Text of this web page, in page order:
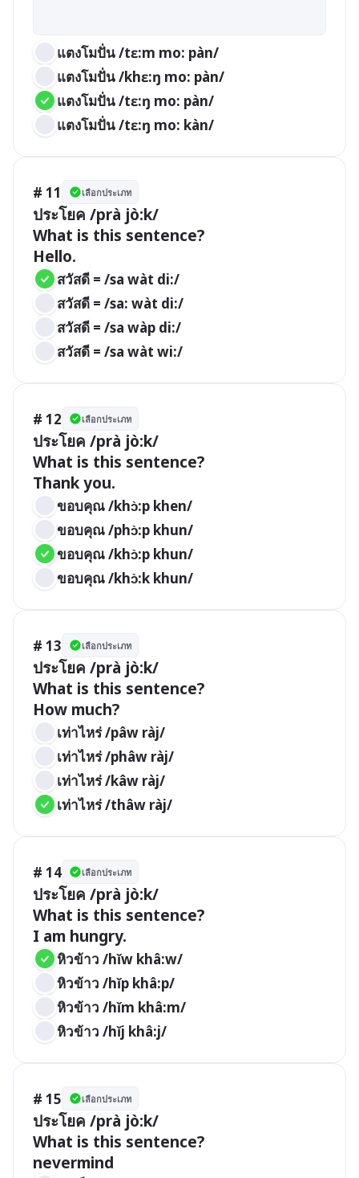
แตงโมปั่น /tɛ:m mo: pàn/
แตงโมปั่น /khɛ:ŋ mo: pàn/
แตงโมปั่น /tɛ:ŋ mo: pàn/
แตงโมปั่น /tɛ:ŋ mo: kàn/
# 11 เลือกประเภท
ประโยค /prà jò:k/
What is this sentence?
สวัสดี = /sa wàt di:/
สวัสดี = /sa: wàt di:/
สวัสดี = /sa wàp di:/
สวัสดี = /sa wàt wi:/
# 12 เลือกประเภท
ประโยค /prà jò:k/
What is this sentence?
Thank you.
ขอบคุณ /khɔ̀:p khen/
ขอบคุณ /phɔ̀:p khun/
ขอบคุณ /khɔ̀:p khun/
ขอบคุณ /khɔ̀:k khun/
# 13 เลือกประเภท
ประโยค /prà jò:k/
What is this sentence?
How much?
เท่าไหร่ /pâw ràj/
เท่าไหร่ /phâw ràj/
เท่าไหร่ /kâw ràj/
เท่าไหร่ /thâw ràj/
# 14 เลือกประเภท
ประโยค /prà jò:k/
What is this sentence?
I am hungry.
หิวข้าว /hǐw khâ:w/
หิวข้าว /hǐp khâ:p/
หิวข้าว /hǐm khâ:m/
หิวข้าว /hǐj khâ:j/
# 15 เลือกประเภท
ประโยค /prà jò:k/
What is this sentence?
nevermind